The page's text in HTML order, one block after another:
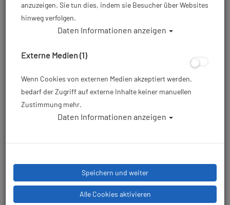
Artikelnr.: mar-411067master
ab49,00 €*
20,94 € (29.94 %) gespart!
UVP:69,95 €
anzuzeigen. Sie tun dies, indem sie Besucher über Websites
hinweg verfolgen.
Daten Informationen anzeigen
Externe Medien (1)
Wenn Cookies von externen Medien akzeptiert werden,
bedarf der Zugriff auf externe Inhalte keiner manuellen
Zustimmung mehr.
Daten Informationen anzeigen
Speichern und weiter
Alle Cookies aktivieren